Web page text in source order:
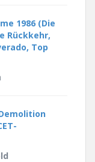
1986 (Die
Rückkehr,
Top